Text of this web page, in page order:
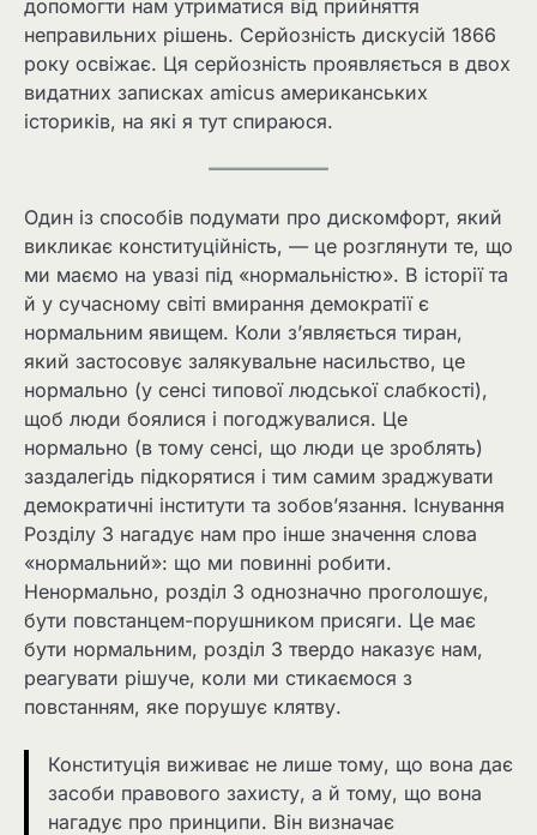
допомогти нам утриматися від прийняття
неправильних рішень. Серйозність дискусій 1866
року освіжає. Ця серйозність проявляється в двох
видатних записках amicus американських
істориків, на які я тут спираюся.
Один із способів подумати про дискомфорт, який
викликає конституційність, — це розглянути те, що
ми маємо на увазі під «нормальністю». В історії та
й у сучасному світі вмирання демократії є
нормальним явищем. Коли з’являється тиран,
який застосовує залякувальне насильство, це
нормально (у сенсі типової людської слабкості),
щоб люди боялися і погоджувалися. Це
нормально (в тому сенсі, що люди це зроблять)
заздалегідь підкорятися і тим самим зраджувати
демократичні інститути та зобов’язання. Існування
Розділу 3 нагадує нам про інше значення слова
«нормальний»: що ми повинні робити.
Ненормально, розділ 3 однозначно проголошує,
бути повстанцем-порушником присяги. Це має
бути нормальним, розділ 3 твердо наказує нам,
реагувати рішуче, коли ми стикаємося з
повстанням, яке порушує клятву.
Конституція виживає не лише тому, що вона дає
засоби правового захисту, а й тому, що вона
нагадує про принципи. Він визначає